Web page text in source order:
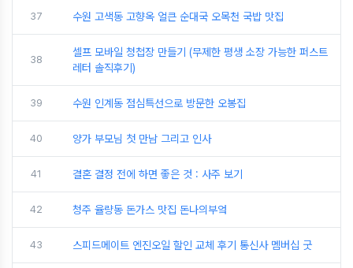
37 수원 고색동 고향옥 얼큰 순대국 오목천 국밥 맛집
38
셀프 모바일 청첩장 만들기 (무제한 평생 소장 가능한 퍼스트
레터 솔직후기)
39 수원 인계동 점심특선으로 방문한 오봉집
40 양가 부모님 첫 만남 그리고 인사
41 결혼 결정 전에 하면 좋은 것 : 사주 보기
42 청주 율량동 돈가스 맛집 돈나의부엌
43 스피드메이트 엔진오일 할인 교체 후기 통신사 멤버십 굿